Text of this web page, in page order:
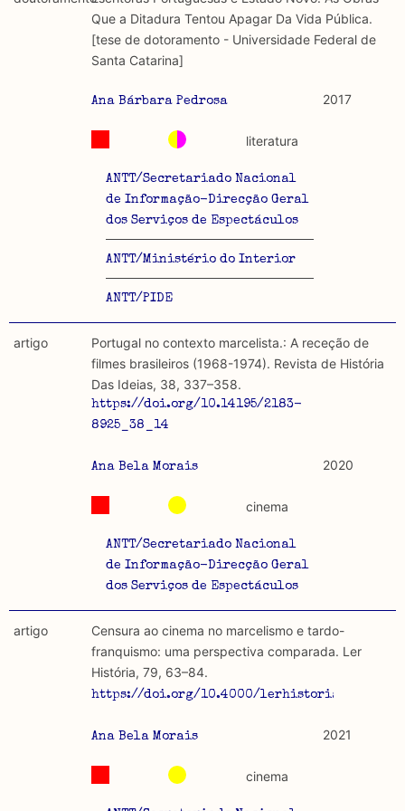
académicos.
Limitações
produzidos até 2022, contudo não foi possível ter acesso
discurso e uso da liberdade de expressão. Trata-se de
uma censura que é omnipresente, dado que é
constitutiva do próprio acto de fala.
abordagens.
Tipo investigação realizada
Que a Ditadura Tentou Apagar Da Vida Pública.
[tese de dotoramento - Universidade Federal de
Santa Catarina]
Ana Bárbara Pedrosa 2017
ANTT/Secretariado Nacional
de Informação-Direcção Geral
dos Serviços de Espectáculos
ANTT/Ministério do Interior
ANTT/PIDE
literatura
artigo
Portugal no contexto marcelista.: A receção de
filmes brasileiros (1968-1974). Revista de História
Das Ideias, 38, 337–358.
https://doi.org/10.14195/2183-
8925_38_14
Ana Bela Morais 2020
ANTT/Secretariado Nacional
de Informação-Direcção Geral
dos Serviços de Espectáculos
cinema
artigo
Censura ao cinema no marcelismo e tardo-
franquismo: uma perspectiva comparada. Ler
História, 79, 63–84.
https://doi.org/10.4000/lerhistoria.9072
Ana Bela Morais 2021
cinema